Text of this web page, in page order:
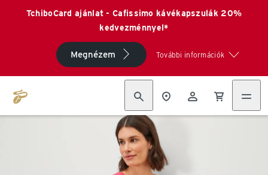
TchiboCard ajánlat - Cafissimo kávékapszulák 20%
kedvezménnyel*
Megnézem További információk